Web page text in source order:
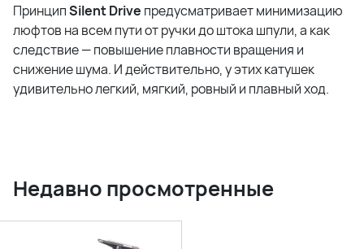
ПринципSilent Drive предусматривает минимизацию
люфтов на всем пути от ручки до штока шпули, а как
следствие — повышение плавности вращения и
снижение шума. И действительно, у этих катушек
удивительно легкий, мягкий, ровный и плавный ход.
Недавно просмотренные